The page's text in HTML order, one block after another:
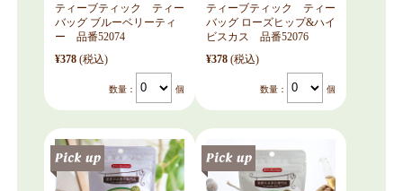
ティーブティック ティー
バッグ ブルーベリーティ
ー 品番52074
¥378 (税込)
数量： 個
ティーブティック ティー
バッグ ローズヒップ&ハイ
ビスカス 品番52076
¥378 (税込)
数量： 個